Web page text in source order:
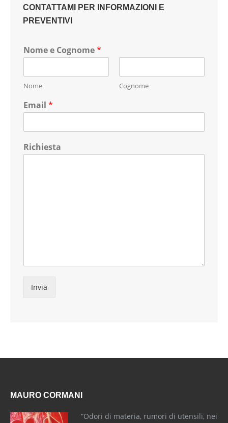
CONTATTAMI PER INFORMAZIONI E
PREVENTIVI
Nome e Cognome*
Nome Cognome
Email *
Richiesta
Invia
MAURO CORMANI
“Odori di materia, rumori di utensili, nei